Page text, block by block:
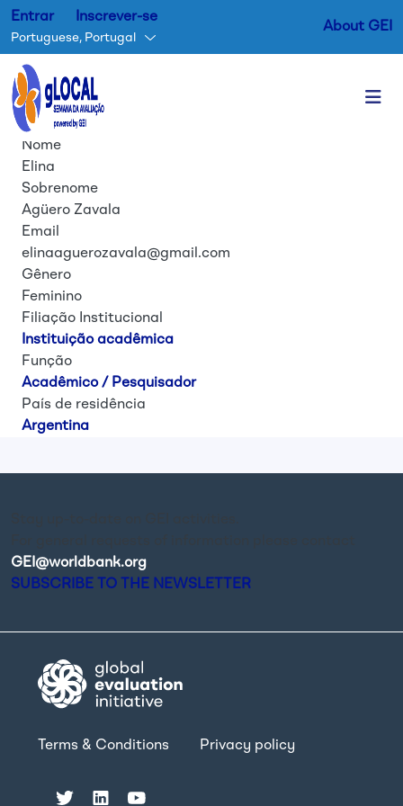
Entrar Inscrever-se
Portuguese, Portugal
About GEI
Nome
Elina
Sobrenome
Agüero Zavala
Email
elinaaguerozavala@gmail.com
Gênero
Feminino
Filiação Institucional
Instituição acadêmica
Função
Acadêmico / Pesquisador
País de residência
Argentina
GEI@worldbank.org
SUBSCRIBE TO THE NEWSLETTER
Terms & Conditions Privacy policy